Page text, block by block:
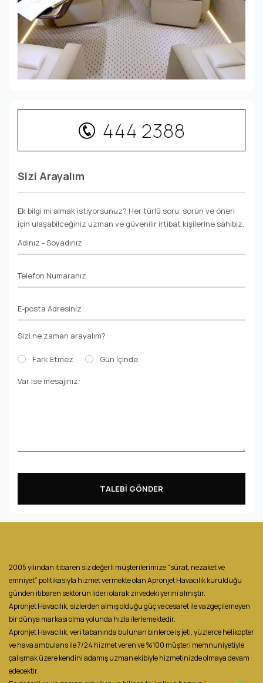
444 2388
Sizi Arayalım
Ek bilgi mi almak istiyorsunuz? Her türlü soru, sorun ve öneri
için ulaşabilceğiniz uzman ve güvenilir irtibat kişilerine sahibiz.
Adınız - Soyadınız
Telefon Numaranız
E-posta Adresiniz
Sizi ne zaman arayalım?
Fark Etmez Gün İçinde
Var ise mesajınız:
TALEBİ GÖNDER
2005 yılından itibaren siz değerli müşterilerimize “sürat, nezaket ve
emniyet” politikasıyla hizmet vermekte olan Apronjet Havacılık kurulduğu
günden itibaren sektörün lideri olarak zirvedeki yerini almıştır.
Apronjet Havacılık, sizlerden almış olduğu güç ve cesaret ile vazgeçilemeyen
bir dünya markası olma yolunda hızla ilerlemektedir.
Apronjet Havacılık, veri tabanında bulunan binlerce iş jeti, yüzlerce helikopter
ve hava ambulans ile 7/24 hizmet veren ve %100 müşteri memnuniyetiyle
çalışmak üzere kendini adamış uzman ekibiyle hizmetinizde olmaya devam
edecektir.